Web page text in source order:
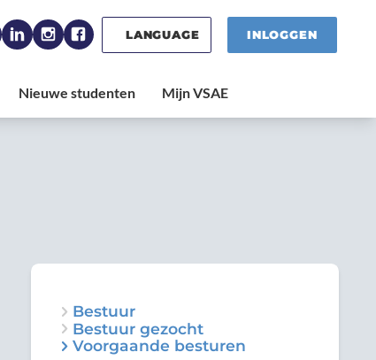
INLOGGEN
LANGUAGE
Bestuur
Bestuur gezocht
Voorgaande besturen